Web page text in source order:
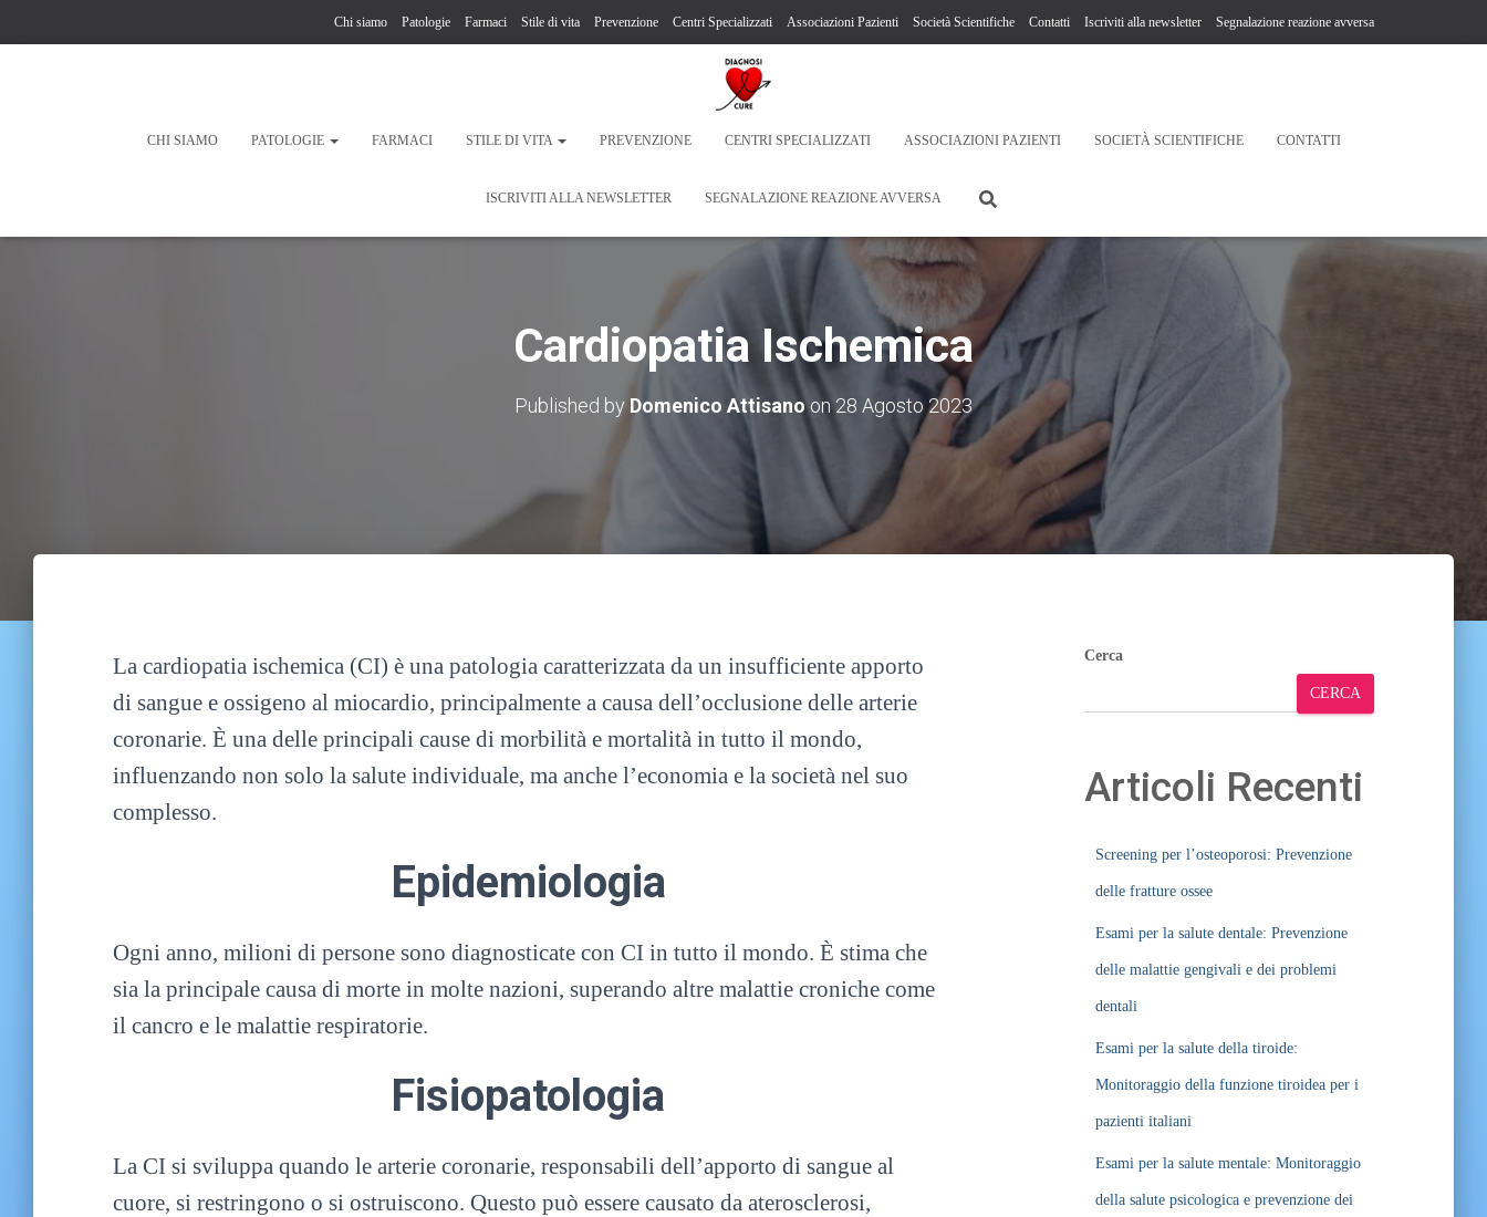
Chi siamo Patologie Farmaci Stile di vita Prevenzione Centri Specializzati Associazioni Pazienti Società Scientifiche Contatti Iscriviti alla newsletter Segnalazione reazione avversa
CHI SIAMO PATOLOGIE FARMACI STILE DI VITA PREVENZIONE CENTRI SPECIALIZZATI ASSOCIAZIONI PAZIENTI SOCIETÀ SCIENTIFICHE CONTATTI
ISCRIVITI ALLA NEWSLETTER SEGNALAZIONE REAZIONE AVVERSA
Cardiopatia Ischemica
Published by Domenico Attisanoon28 Agosto 2023
La cardiopatia ischemica (CI) è una patologia caratterizzata da un insufficiente apporto
di sangue e ossigeno al miocardio, principalmente a causa dell’occlusione delle arterie
coronarie. È una delle principali cause di morbilità e mortalità in tutto il mondo,
influenzando non solo la salute individuale, ma anche l’economia e la società nel suo
complesso.
Epidemiologia
Ogni anno, milioni di persone sono diagnosticate con CI in tutto il mondo. È stima che
sia la principale causa di morte in molte nazioni, superando altre malattie croniche come
il cancro e le malattie respiratorie.
Fisiopatologia
La CI si sviluppa quando le arterie coronarie, responsabili dell’apporto di sangue al
cuore, si restringono o si ostruiscono. Questo può essere causato da aterosclerosi,
Cerca
CERCA
Articoli Recenti
Screening per l’osteoporosi: Prevenzione
delle fratture ossee
Esami per la salute dentale: Prevenzione
delle malattie gengivali e dei problemi
dentali
Esami per la salute della tiroide:
Monitoraggio della funzione tiroidea per i
pazienti italiani
Esami per la salute mentale: Monitoraggio
della salute psicologica e prevenzione dei